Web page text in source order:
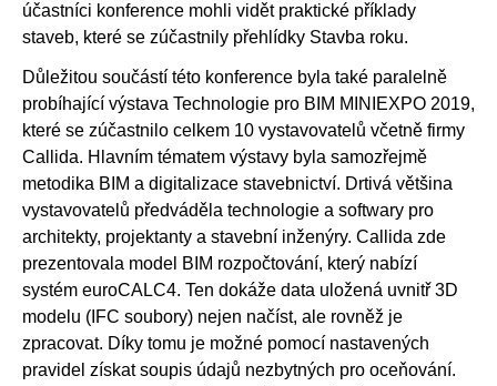
účastníci konference mohli vidět praktické příklady
staveb, které se zúčastnily přehlídky Stavba roku.
Důležitou součástí této konference byla také paralelně
probíhající výstava Technologie pro BIM MINIEXPO 2019,
které se zúčastnilo celkem 10 vystavovatelů včetně firmy
Callida. Hlavním tématem výstavy byla samozřejmě
metodika BIM a digitalizace stavebnictví. Drtivá většina
vystavovatelů předváděla technologie a softwary pro
architekty, projektanty a stavební inženýry. Callida zde
prezentovala model BIM rozpočtování, který nabízí
systém euroCALC4. Ten dokáže data uložená uvnitř 3D
modelu (IFC soubory) nejen načíst, ale rovněž je
zpracovat. Díky tomu je možné pomocí nastavených
pravidel získat soupis údajů nezbytných pro oceňování.